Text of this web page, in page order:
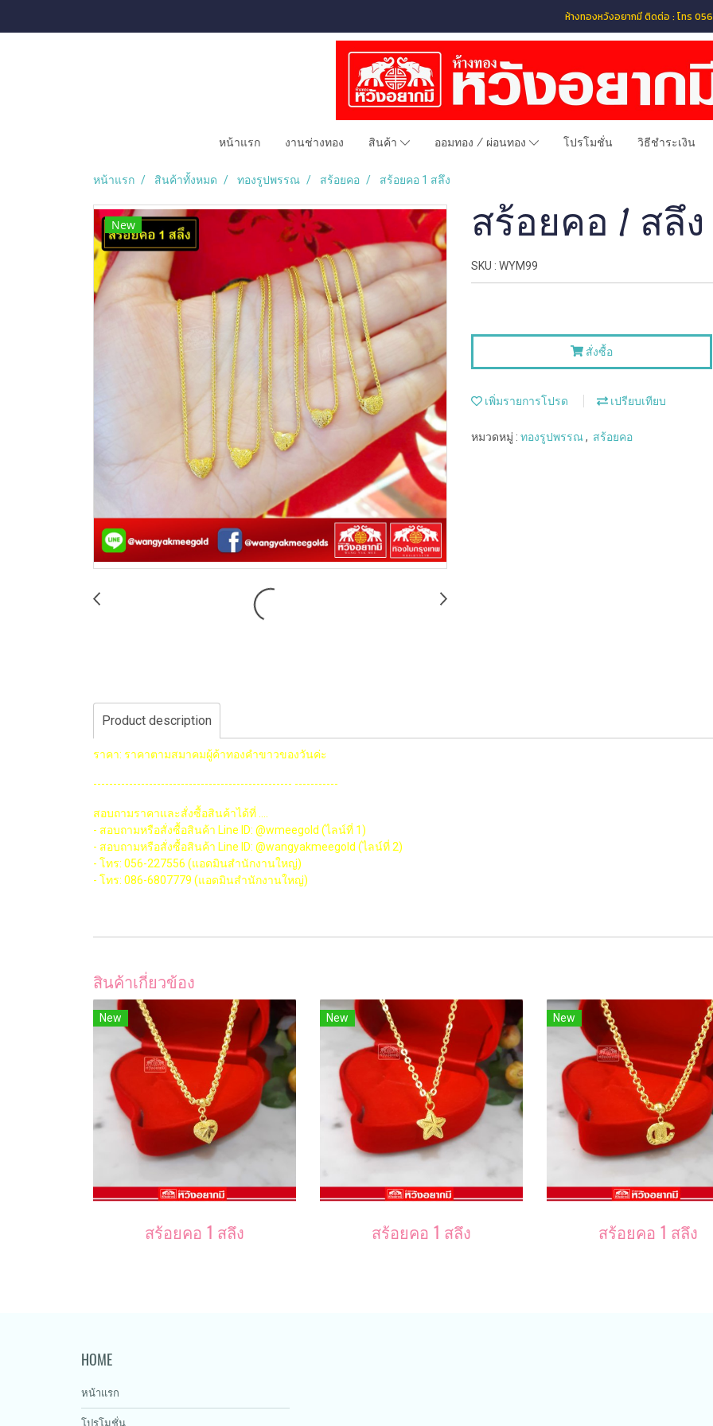
ห้างทองหวังอยากมี ติดต่อ : โทร
หน้าแรก งานช่างทอง สินค้า ออมทอง / ผ่อนทอง โปรโมชั่น วิธีชำระเงิน
หน้าแรก สินค้าทั้งหมด ทองรูปพรรณ สร้อยคอ สร้อยคอ 1 สลึง
New สร้อยคอ 1 สลึง
SKU : WYM99
สั่งซื้อ
เพิ่มรายการโปรด เปรียบเทียบ
หมวดหมู่ : ทองรูปพรรณ, สร้อยคอ
Product description
ราคา: ราคาตามสมาคมผู้ค้าทองคำขาวของวันค่ะ
-------------------------------------------------- -----------
สอบถามราคาและสั่งซื้อสินค้าได้ที่ ....
- สอบถามหรือสั่งซื้อสินค้า Line ID: @wmeegold (ไลน์ที่ 1)
- สอบถามหรือสั่งซื้อสินค้า Line ID: @wangyakmeegold (ไลน์ที่ 2)
- โทร: 056-227556 (แอดมินสำนักงานใหญ่)
- โทร: 086-6807779 (แอดมินสำนักงานใหญ่)
สินค้าเกี่ยวข้อง
New
สร้อยคอ 1 สลึง
New
สร้อยคอ 1 สลึง
New
สร้อยคอ 1 สลึง
HOME
หน้าแรก
โปรโมชั่น